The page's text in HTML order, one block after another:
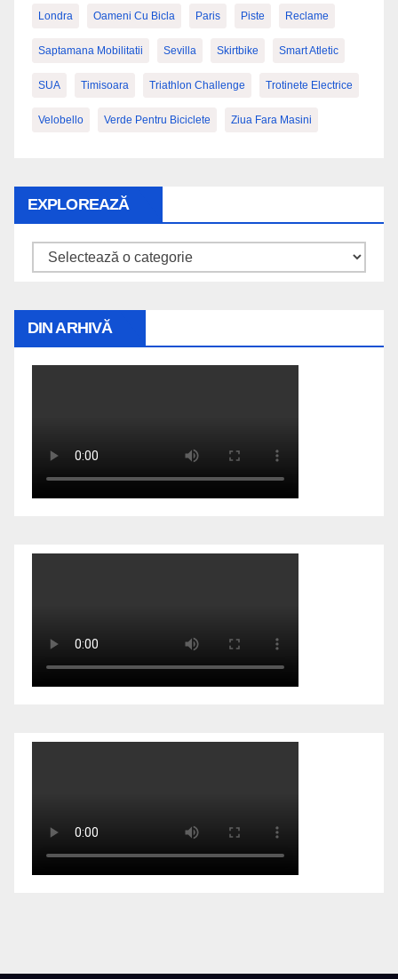
Londra Oameni Cu Bicla Paris Piste Reclame
Saptamana Mobilitatii Sevilla Skirtbike Smart Atletic
SUA Timisoara Triathlon Challenge Trotinete Electrice
Velobello Verde Pentru Biciclete Ziua Fara Masini
EXPLOREAZĂ
Explorează
DIN ARHIVĂ